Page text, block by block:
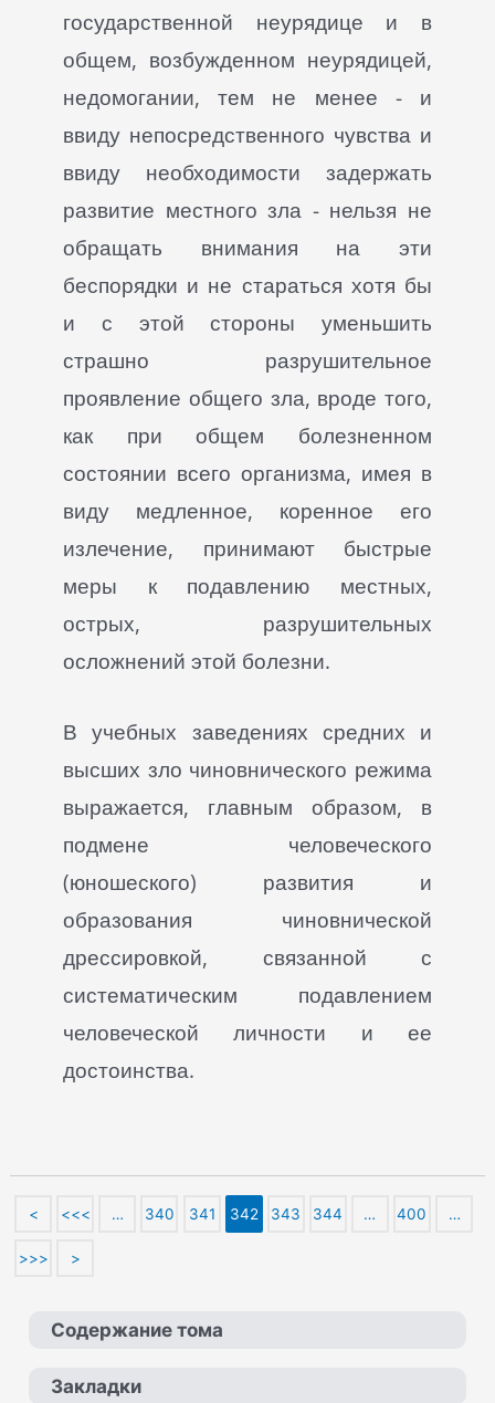
государственной неурядице и в
общем, возбужденном неурядицей,
недомогании, тем не менее - и
ввиду непосредственного чувства и
ввиду необходимости задержать
развитие местного зла - нельзя не
обращать внимания на эти
беспорядки и не стараться хотя бы
и с этой стороны уменьшить
страшно разрушительное
проявление общего зла, вроде того,
как при общем болезненном
состоянии всего организма, имея в
виду медленное, коренное его
излечение, принимают быстрые
меры к подавлению местных,
острых, разрушительных
осложнений этой болезни.
В учебных заведениях средних и
высших зло чиновнического режима
выражается, главным образом, в
подмене человеческого
(юношеского) развития и
образования чиновнической
дрессировкой, связанной с
систематическим подавлением
человеческой личности и ее
достоинства.
< <<< … 340 341 342 343 344 … 400 …
>>> >
Содержание тома
Закладки